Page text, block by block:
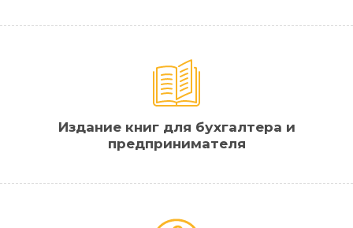
Издание книг для бухгалтера и
предпринимателя